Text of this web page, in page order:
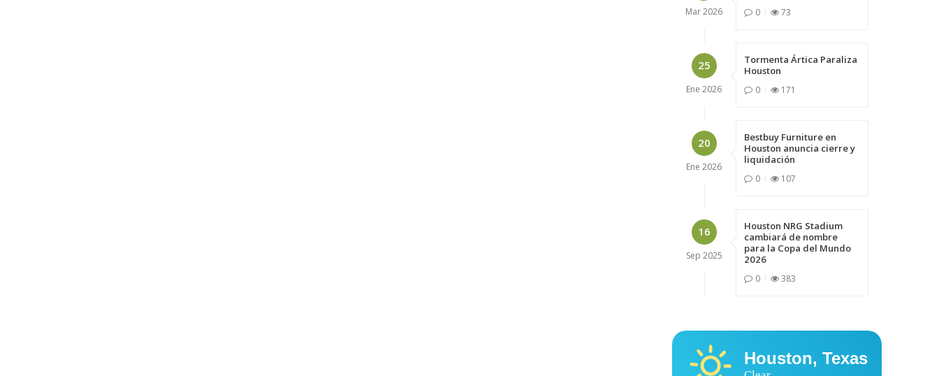
Mar2026 0 73
25
Ene 2026
Tormenta Ártica Paraliza
Houston
0 171
20
Ene 2026
Bestbuy Furniture en
Houston anuncia cierre y
liquidación
0 107
16
Sep 2025
Houston NRG Stadium
cambiará de nombre
para la Copa del Mundo
2026
0 383
Houston, Texas